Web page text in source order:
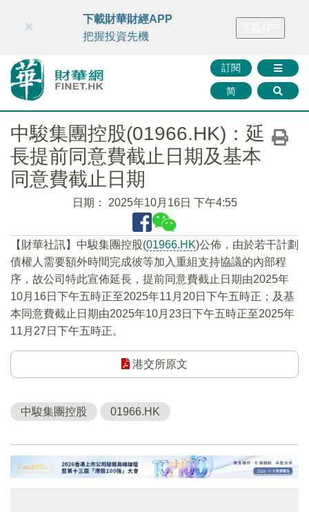
財華智庫網 FINTV FINMETA 財華證券 媒體矩陣
訂閱
简
×
下載財華財經APP
把握投資先機
中駿集團控股(01966.HK)：延
長提前同意費截止日期及基本
同意費截止日期
日期： 2025年10月16日 下午4:55
【財華社訊】中駿集團控股(01966.HK)公佈，由於若干計劃
債權人需要額外時間完成彼等加入重組支持協議的內部程
序，故公司特此宣佈延長，提前同意費截止日期由2025年
10月16日下午五時正至2025年11月20日下午五時正；及基
本同意費截止日期由2025年10月23日下午五時正至2025年
11月27日下午五時正。
港交所原文
中駿集團控股 01966.HK